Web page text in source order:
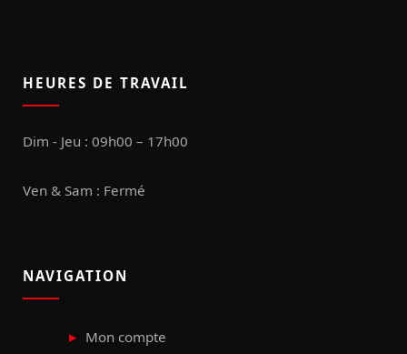
HEURES DE TRAVAIL
Dim - Jeu : 09h00 – 17h00
Ven & Sam : Fermé
NAVIGATION
Mon compte